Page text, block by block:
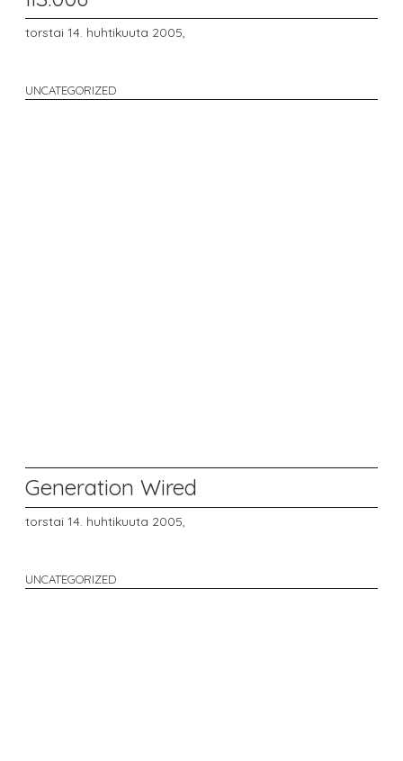
torstai 14. huhtikuuta 2005,
UNCATEGORIZED
Generation Wired
torstai 14. huhtikuuta 2005,
UNCATEGORIZED